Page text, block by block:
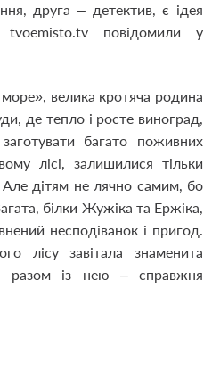
друга – детектив, є ідея
повідомили у
велика кротяча родина
де тепло і росте виноград,
багато поживних
лісі, залишилися тільки
дітям не лячно самим, бо
білки Жужіка та Ержіка,
несподіванок і пригод.
лісу завітала знаменита
разом із нею – справжня